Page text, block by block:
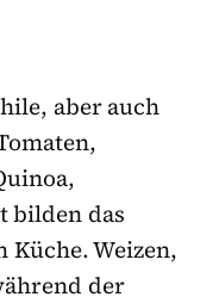
aber auch
bilden das
Weizen,
der